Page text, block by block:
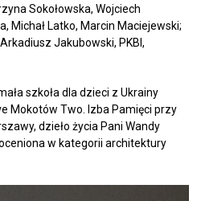
Sokołowska, Wojciech
Michał Latko, Marcin Maciejewski;
Jakubowski, PKBI,
szkoła dla dzieci z Ukrainy
Mokotów Two. Izba Pamięci przy
dzieło życia Pani Wandy
w kategorii architektury